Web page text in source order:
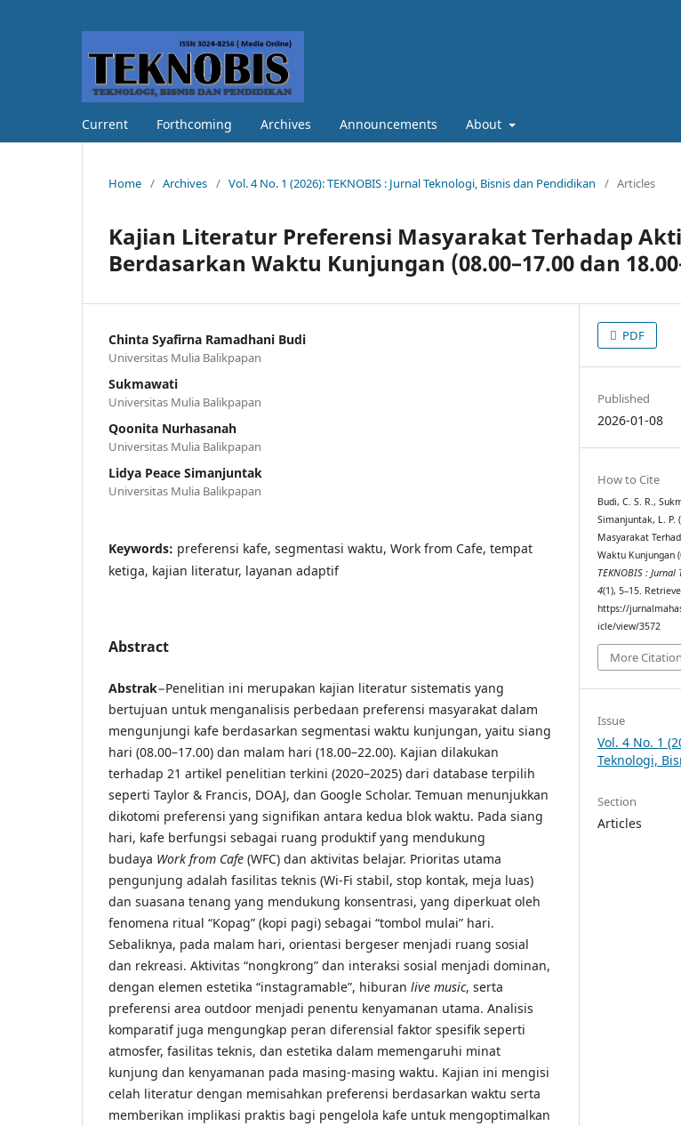
Current Forthcoming Archives Announcements About
Home / Archives / Vol. 4 No. 1 (2026): TEKNOBIS : Jurnal Teknologi, Bisnis dan Pendidikan / Articles
Kajian Literatur Preferensi Masyarakat Terhadap
Berdasarkan Waktu Kunjungan (08.00–17.00 dan
Chinta Syafirna Ramadhani Budi
Universitas Mulia Balikpapan
Sukmawati
Universitas Mulia Balikpapan
Qoonita Nurhasanah
Universitas Mulia Balikpapan
Lidya Peace Simanjuntak
Universitas Mulia Balikpapan
Keywords: preferensi kafe, segmentasi waktu, Work from Cafe, tempat
ketiga, kajian literatur, layanan adaptif
Abstract
Abstrak−Penelitian ini merupakan kajian literatur sistematis yang
bertujuan untuk menganalisis perbedaan preferensi masyarakat dalam
mengunjungi kafe berdasarkan segmentasi waktu kunjungan, yaitu siang
hari (08.00–17.00) dan malam hari (18.00–22.00). Kajian dilakukan
terhadap 21 artikel penelitian terkini (2020–2025) dari database terpilih
seperti Taylor & Francis, DOAJ, dan Google Scholar. Temuan menunjukkan
dikotomi preferensi yang signifikan antara kedua blok waktu. Pada siang
hari, kafe berfungsi sebagai ruang produktif yang mendukung
budaya Work from Cafe (WFC) dan aktivitas belajar. Prioritas utama
pengunjung adalah fasilitas teknis (Wi-Fi stabil, stop kontak, meja luas)
dan suasana tenang yang mendukung konsentrasi, yang diperkuat oleh
fenomena ritual “Kopag” (kopi pagi) sebagai “tombol mulai” hari.
Sebaliknya, pada malam hari, orientasi bergeser menjadi ruang sosial
dan rekreasi. Aktivitas “nongkrong” dan interaksi sosial menjadi dominan,
dengan elemen estetika “instagramable”, hiburan live music, serta
preferensi area outdoor menjadi penentu kenyamanan utama. Analisis
komparatif juga mengungkap peran diferensial faktor spesifik seperti
atmosfer, fasilitas teknis, dan estetika dalam memengaruhi minat
kunjung dan kenyamanan pada masing-masing waktu. Kajian ini mengisi
celah literatur dengan memisahkan preferensi berdasarkan waktu serta
memberikan implikasi praktis bagi pengelola kafe untuk mengoptimalkan
PDF
Published
2026-01-08
How to Cite
Budi, C. S. R.,
Simanjuntak, L. P.
Masyarakat
Waktu Kunjungan
TEKNOBIS :
4(1), 5–15.
https://
icle/view/3572
More
Issue
Vol. 4 No. 1
Teknologi,
Section
Articles